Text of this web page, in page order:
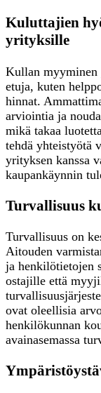
Kuluttajien
yrityksille
Kullan
etuja, kuten
hinnat.
arviointia ja
mikä takaa
tehdä yhteistyötä
yrityksen kanssa
kaupankäynnin
Turvallisuus
Turvallisuus on
Aitouden
ja henkilötietojen
ostajille että
ovat oleellisia
henkilökunnan
avainasemassa